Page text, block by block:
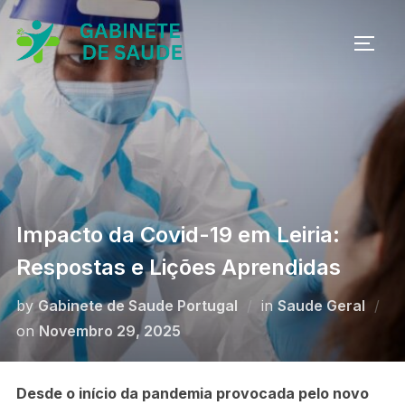
Skip
content
Impacto da Covid-19 em Leiria:
Respostas e Lições Aprendidas
byGabinete de Saude Portugal inSaude Geral
on Posted
Novembro 29, 2025
Desde o início da pandemia provocada pelo novo